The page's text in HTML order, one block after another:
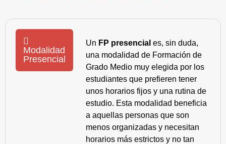
Modalidad
Presencial
Un FP presencial es, sin duda,
una modalidad de Formación de
Grado Medio muy elegida por los
estudiantes que prefieren tener
unos horarios fijos y una rutina de
estudio. Esta modalidad beneficia
a aquellas personas que son
menos organizadas y necesitan
horarios más estrictos y no tan